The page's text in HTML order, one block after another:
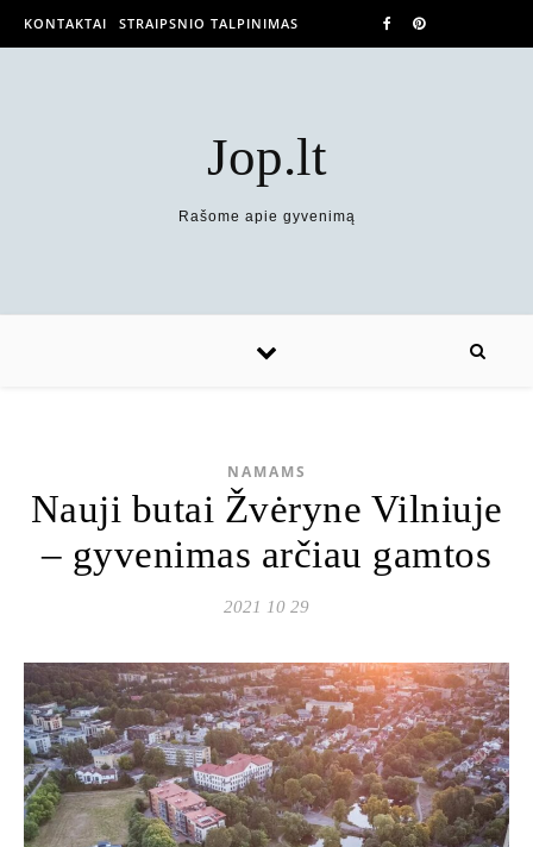
KONTAKTAI STRAIPSNIO TALPINIMAS
Jop.lt
Rašome apie gyvenimą
NAMAMS
Nauji butai Žvėryne Vilniuje
– gyvenimas arčiau gamtos
2021 10 29